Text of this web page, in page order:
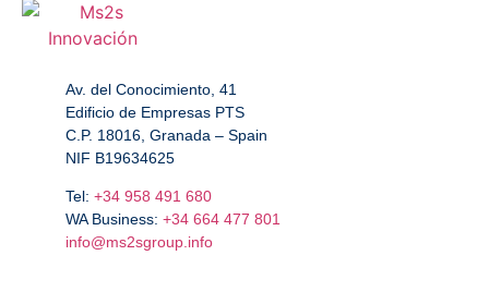
Av. del Conocimiento, 41
Edificio de Empresas PTS
C.P. 18016, Granada – Spain
NIF B19634625
Tel: +34 958 491 680
WA Business: +34 664 477 801
info@ms2sgroup.info